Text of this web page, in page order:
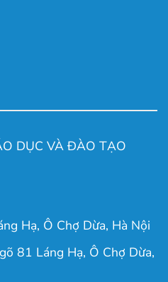
DỤC VÀ ĐÀO TẠO
Hạ, Ô Chợ Dừa, Hà Nội
81 Láng Hạ, Ô Chợ Dừa,